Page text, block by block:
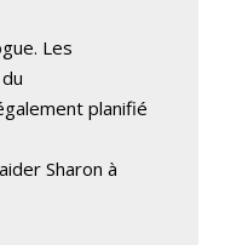
Les
planifié
Sharon à